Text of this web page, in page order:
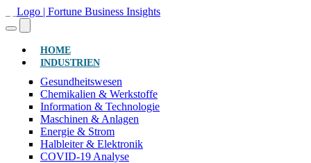
HOME(AKTUELL)
INDUSTRIEN
Gesundheitswesen
Chemikalien & Werkstoffe
Information & Technologie
Maschinen & Anlagen
Energie & Strom
Halbleiter & Elektronik
COVID-19 Analyse